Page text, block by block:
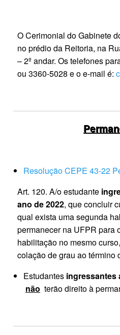
O Cerimonial do Gabinete
no prédio da Reitoria, na
– 2º andar. Os telefones
ou 3360‐5028 e o e‐mail é:
Resolução CEPE 43-22
Art. 120. A/o estudante
ano de 2022, que concluir
qual exista uma segunda
permanecer na UFPR para
habilitação no mesmo
colação de grau ao término
Estudantes ingressantes
não terão direito à